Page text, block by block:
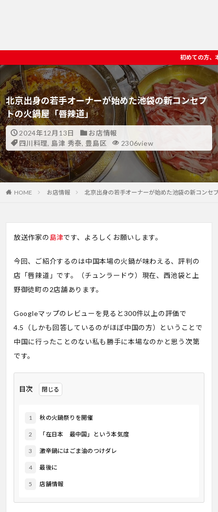
初めての方、本気ガチ中華を楽しみたい方へ東京ディ
北京出身の若手オーナーが始めた池袋の新コンセプ
トの火鍋屋「唇辣道」
2024年12月13日
お店情報
四川料理, 島津 秀泰, 豊島区 2306view
HOME お店情報 北京出身の若手オーナーが始めた池袋の新コンセ
放送作家の島津です、よろしくお願いします。
今回、ご紹介するのは中国本場の火鍋が味わえる、評判の
店「唇辣道」です。（チュンラードウ）現在、西池袋と上
野御徒町の2店舗あります。
Googleマップのレビューを見ると300件以上の評価で
4.5（しかも回答しているのがほぼ中国の方）ということで
中国に行ったことのない私も勝手に本場なのかと思う次第
です。
目次
1 秋の火鍋祭りを開催
2 「在日本 最中国」という本気度
3 激辛鍋にはごま油のつけダレ
4 最後に
5 店舗情報